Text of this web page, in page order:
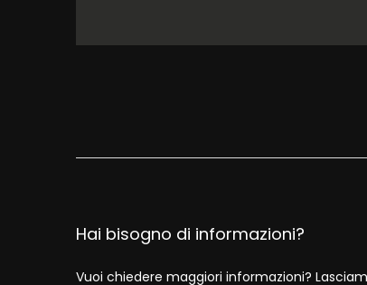
Hai bisogno di informazioni?
Vuoi chiedere maggiori informazioni?